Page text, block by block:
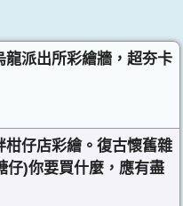
龍派出所彩繪牆，超夯卡
柑仔店彩繪。復古懷舊雜
仔)你要買什麼，應有盡